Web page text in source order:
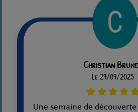
Christian
Le 29/09/2025
Une semaine de découverte